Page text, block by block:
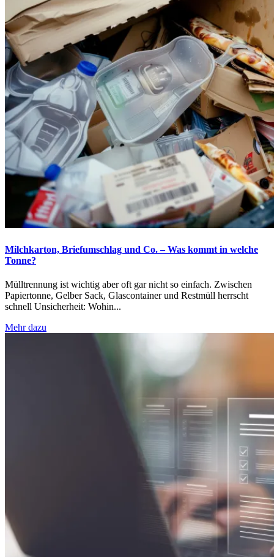
Milchkarton, Briefumschlag und Co. – Was kommt in welche
Tonne?
Mülltrennung ist wichtig aber oft gar nicht so einfach. Zwischen
Papiertonne, Gelber Sack, Glascontainer und Restmüll herrscht
schnell Unsicherheit: Wohin...
Mehr dazu